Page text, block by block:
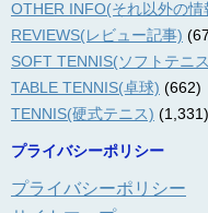
OTHER INFO(それ以外の情
REVIEWS(レビュー記事)
SOFT TENNIS(ソフトテニ
TABLE TENNIS(卓球) (662)
TENNIS(硬式テニス) (1,331)
プライバシーポリシー
プライバシーポリシー